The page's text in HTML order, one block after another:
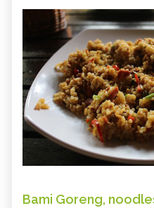
Bami Goreng,